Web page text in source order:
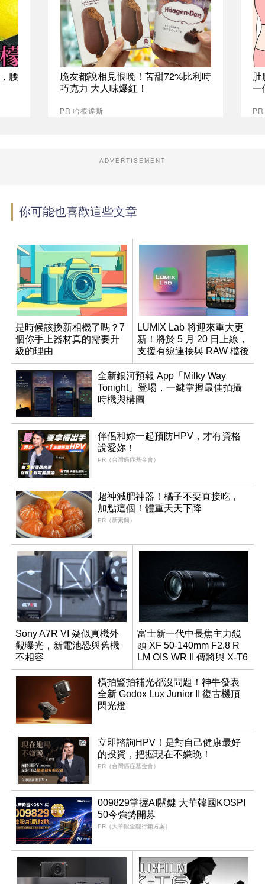
腰
脆友都說相見恨晚！苦甜72%比利時
巧克力 大人味爆紅！
PR 哈根達斯
肚
一
ADVERTISEMENT
你可能也喜歡這些文章
是時候該換新相機了嗎？7
個你手上器材真的需要升
級的理由
LUMIX Lab 將迎來重大更
新！將於 5 月 20 日上線，
支援有線連接與 RAW 檔後
製
全新銀河預報 App「Milky Way
Tonight」登場，一鍵掌握最佳拍攝
時機與構圖
伴侶和妳一起預防HPV，才有資格
說愛妳！
PR（台灣癌症基金會）
超神減肥神器！橘子不要直接吃，
加點這個！體重天天下降
PR（新素簡）
Sony A7R VI 疑似真機外
觀曝光，新電池恐與舊機
不相容
富士新一代中長焦主力鏡
頭 XF 50-140mm F2.8 R
LM OIS WR II 傳將與 X-T6
同步亮相
橫拍豎拍補光都沒問題！神牛發表
全新 Godox Lux Junior II 復古機頂
閃光燈
立即諮詢HPV！是對自己健康最好
的投資，把握現在不嫌晚！
PR（台灣癌症基金會）
009829掌握AI關鍵 大華韓國KOSPI
50今強勢開募
PR（大華銀全能行銷方案）